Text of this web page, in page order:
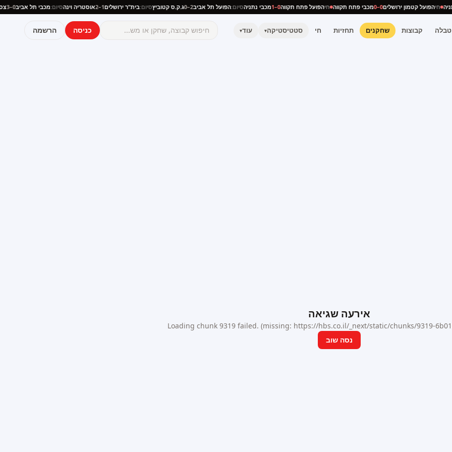
נתניה חיהפועל קטמון ירושלים0–0 מכבי פתח תקווה חיהפועל פתח תקווה0–1 מכבי נתניהסיום:הפועל תל אביב2–0 ג.ק.ס קטוביץסיום:בית"ר ירושלים1–2 אוסטריה וינהסיום:מכבי תל אביב0–3
טבלה קבוצות שחקנים תחזיות חי סטטיסטיקה▾ עוד▾ כניסה הרשמה
אירעה שגיאה
Loading chunk 9319 failed. (missing: https://hbs.co.il/_next/static/chunks/9319-
נסה שוב